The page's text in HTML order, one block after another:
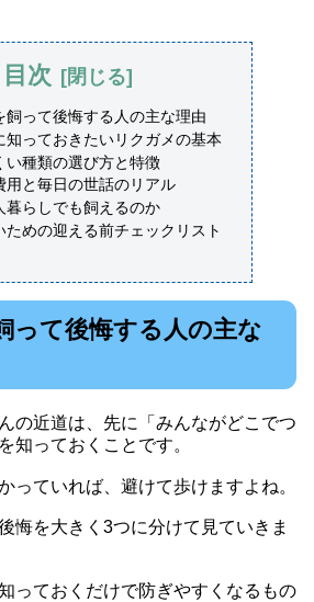
目次
飼って後悔する人の主な理由
知っておきたいリクガメの基本
い種類の選び方と特徴
用と毎日の世話のリアル
暮らしでも飼えるのか
ための迎える前チェックリスト
って後悔する人の主な
の近道は、先に「みんながどこでつ
知っておくことです。
っていれば、避けて歩けますよね。
悔を大きく3つに分けて見ていきま
っておくだけで防ぎやすくなるもの